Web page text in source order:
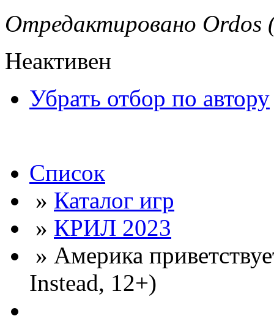
Отредактировано Ordos
Неактивен
Убрать отбор по автору
Список
» Каталог игр
» КРИЛ 2023
» Америка
Instead, 12+)